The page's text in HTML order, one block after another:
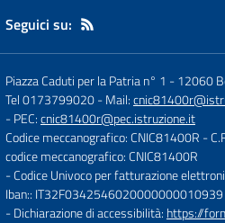
Seguici su:
Piazza Caduti per la Patria n° 1 -12060
Tel 0173799020- Mail:
- PEC:cnic81400r@pec.istruzione.it
Codice meccanografico: CNIC81400R -
codice meccanografico: CNIC81400R
- Codice Univoco per fatturazione
Iban:: IT32F0342546020000000010939
- Dichiarazione di accessibilità: https://